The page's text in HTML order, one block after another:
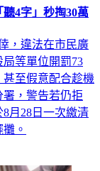
4字」秒掏30萬
，違法在市民廣
等單位開罰73
至假意配合趁機
，警告若仍拒
月28日一次繳清
。